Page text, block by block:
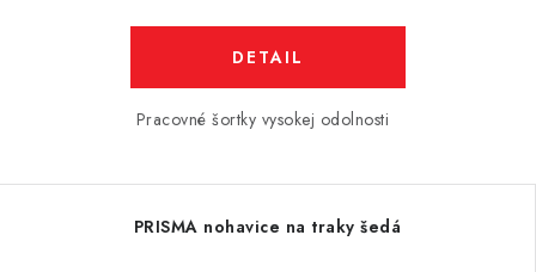
DETAIL
Pracovné šortky vysokej odolnosti
PRISMA nohavice na traky šedá